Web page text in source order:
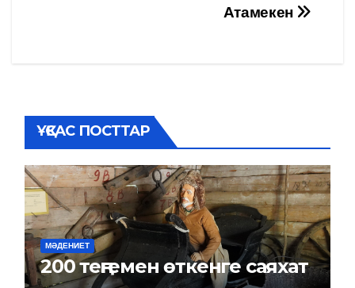
Атамекен
ҰҚСАС ПОСТТАР
МӘДЕНИЕТ
200 теңгемен өткенге саяхат